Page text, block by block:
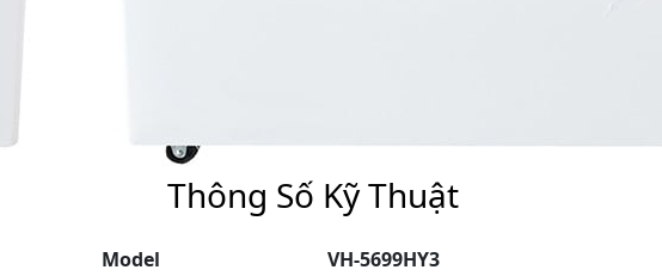
Thông Số Kỹ Thuật
Model
VH-5699HY3